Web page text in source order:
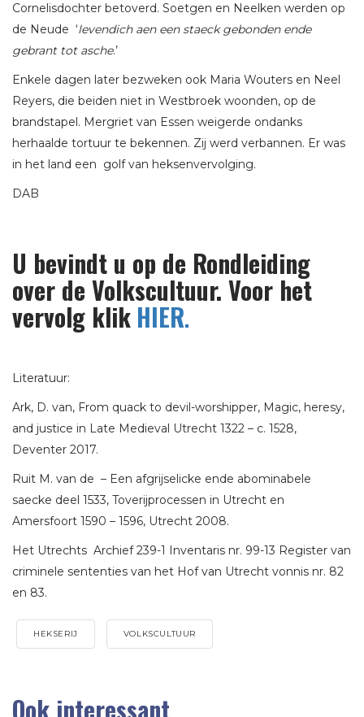
Cornelisdochter betoverd. Soetgen en Neelken werden op
de Neude ‘levendich aen een staeck gebonden ende
gebrant tot asche.’
Enkele dagen later bezweken ook Maria Wouters en Neel
Reyers, die beiden niet in Westbroek woonden, op de
brandstapel. Mergriet van Essen weigerde ondanks
herhaalde tortuur te bekennen. Zij werd verbannen. Er was
in het land een golf van heksenvervolging.
DAB
U bevindt u op de Rondleiding
over de Volkscultuur. Voor het
vervolg klik HIER.
Literatuur:
Ark, D. van, From quack to devil-worshipper, Magic, heresy,
and justice in Late Medieval Utrecht 1322 – c. 1528,
Deventer 2017.
Ruit M. van de – Een afgrijselicke ende abominabele
saecke deel 1533, Toverijprocessen in Utrecht en
Amersfoort 1590 – 1596, Utrecht 2008.
Het Utrechts Archief 239-1 Inventaris nr. 99-13 Register van
criminele sententies van het Hof van Utrecht vonnis nr. 82
en 83.
HEKSERIJ VOLKSCULTUUR
Ook interessant